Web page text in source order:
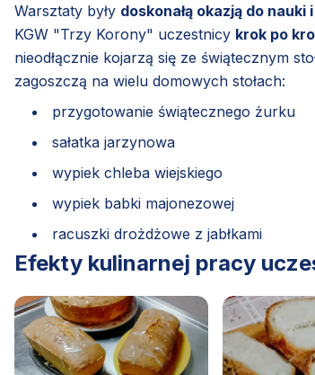
Warsztaty były doskonałą okazją do
KGW "Trzy Korony" uczestnicy krok po
nieodłącznie kojarzą się ze świątecznym
zagoszczą na wielu domowych stołach:
przygotowanie świątecznego żurku
sałatka jarzynowa
wypiek chleba wiejskiego
wypiek babki majonezowej
racuszki drożdżowe z jabłkami
Efekty kulinarnej pracy